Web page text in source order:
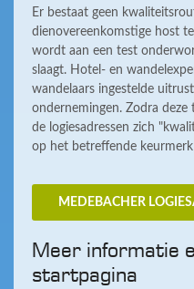
Er bestaat geen
dienovereenkomstige host
wordt aan een test
slaagt. Hotel- en
wandelaars ingestelde
ondernemingen. Zodra deze
de logiesadressen zich
op het betreffende
MEDEBACHER
Meer informatie
startpagina